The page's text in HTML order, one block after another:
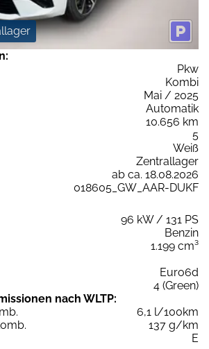
Pkw
Kombi
Mai / 2025
Automatik
10.656 km
5
Weiß
Zentrallager
ab ca. 18.08.2026
018605_GW_AAR-DUKF
96 kW / 131 PS
Benzin
1.199 cm³
Euro6d
4 (Green)
nach WLTP:
6,1 l/100km
137 g/km
E